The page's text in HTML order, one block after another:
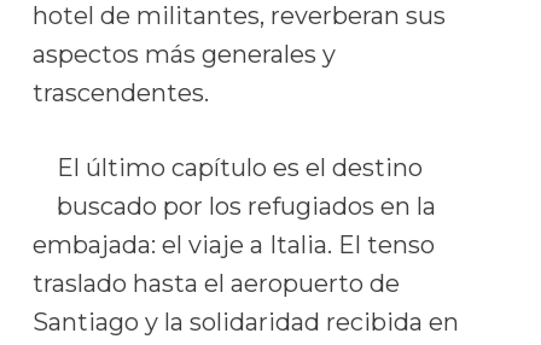
hotel de militantes, reverberan sus
aspectos más generales y
trascendentes.
El último capítulo es el destino
buscado por los refugiados en la
embajada: el viaje a Italia. El tenso
traslado hasta el aeropuerto de
Santiago y la solidaridad recibida en